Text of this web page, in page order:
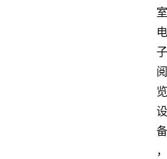
室
电
子
阅
览
设
备
，